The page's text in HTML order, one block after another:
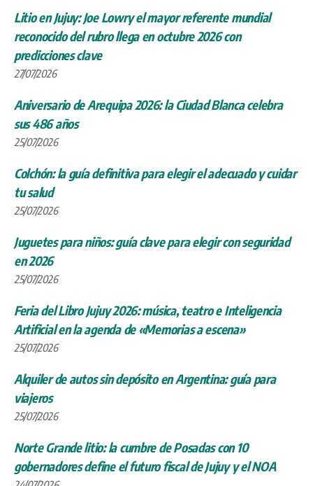
Litio en Jujuy: Joe Lowry el mayor referente mundial
reconocido del rubro llega en octubre 2026 con
predicciones clave
27/07/2026
Aniversario de Arequipa 2026: la Ciudad Blanca celebra
sus 486 años
25/07/2026
Colchón: la guía definitiva para elegir el adecuado y cuidar
tu salud
25/07/2026
Juguetes para niños: guía clave para elegir con seguridad
en 2026
25/07/2026
Feria del Libro Jujuy 2026: música, teatro e Inteligencia
Artificial en la agenda de «Memorias a escena»
25/07/2026
Alquiler de autos sin depósito en Argentina: guía para
viajeros
25/07/2026
Norte Grande litio: la cumbre de Posadas con 10
gobernadores define el futuro fiscal de Jujuy y el NOA